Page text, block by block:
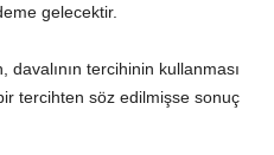
gelecektir.
tercihinin kullanması
tercihten söz edilmişse sonuç